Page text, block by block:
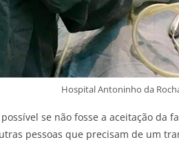
Hospital Antoninho da
se não fosse a aceitação
pessoas que precisam de um